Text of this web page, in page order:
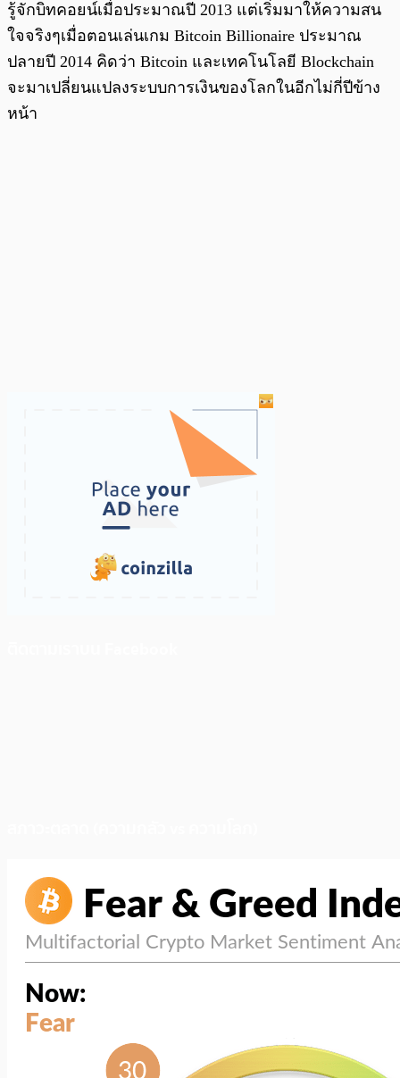
รู้จักบิทคอยน์เมื่อประมาณปี 2013 แต่เริ่มมาให้ความสน
ใจจริงๆเมื่อตอนเล่นเกม Bitcoin Billionaire ประมาณ
ปลายปี 2014 คิดว่า Bitcoin และเทคโนโลยี Blockchain
จะมาเปลี่ยนแปลงระบบการเงินของโลกในอีกไม่กี่ปีข้าง
หน้า